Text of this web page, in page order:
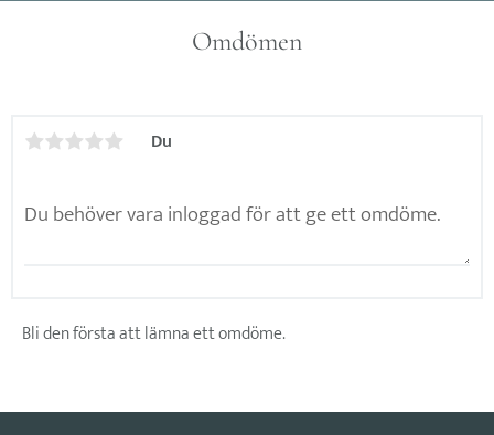
Omdömen
Du
Bli den första att lämna ett omdöme.